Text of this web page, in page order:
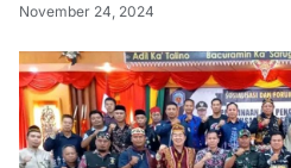
November 24, 2024